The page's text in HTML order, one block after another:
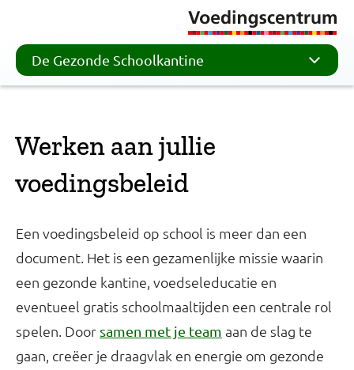
De Gezonde Schoolkantine
Werken aan jullie
voedingsbeleid
Een voedingsbeleid op school is meer dan een
document. Het is een gezamenlijke missie waarin
een gezonde kantine, voedseleducatie en
eventueel gratis schoolmaaltijden een centrale rol
spelen. Door samen met je team aan de slag te
gaan, creëer je draagvlak en energie om gezonde